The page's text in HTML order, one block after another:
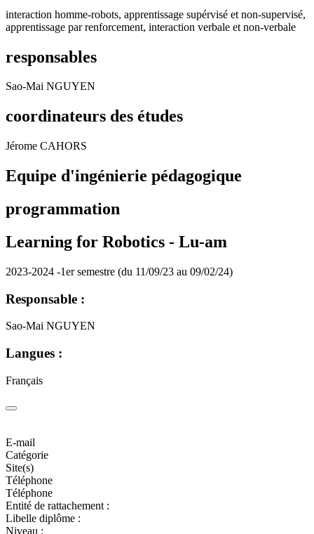
interaction homme-robots, apprentissage supérvisé et non-supervisé,
apprentissage par renforcement, interaction verbale et non-verbale
responsables
Sao-Mai NGUYEN
coordinateurs des études
Jérome CAHORS
Equipe d'ingénierie pédagogique
programmation
Learning for Robotics - Lu-am
2023-2024 -1er semestre (du 11/09/23 au 09/02/24)
Responsable :
Sao-Mai NGUYEN
Langues :
Français
E-mail
Catégorie
Site(s)
Téléphone
Téléphone
Entité de rattachement :
Libelle diplôme :
Niveau :